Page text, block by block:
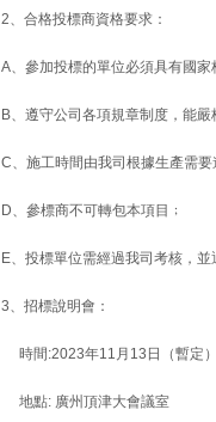
2、合格投標商資格要求：
A、參加投標的單位必須具有國
B、遵守公司各項規章制度，能
C、施工時間由我司根據生產需
D、 參標商不可轉包本項目 ﹔
E、投標單位需經過我司考核，
3、招標說明會：
時間:2023年11月13日（暫定
地點: 廣州頂津大會議室